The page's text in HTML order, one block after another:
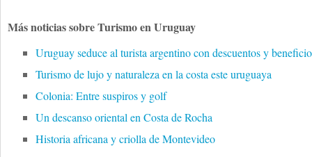
Más noticias sobre Turismo en Uruguay
Uruguay seduce al turista argentino con descuentos y
Turismo de lujo y naturaleza en la costa este uruguaya
Colonia: Entre suspiros y golf
Un descanso oriental en Costa de Rocha
Historia africana y criolla de Montevideo